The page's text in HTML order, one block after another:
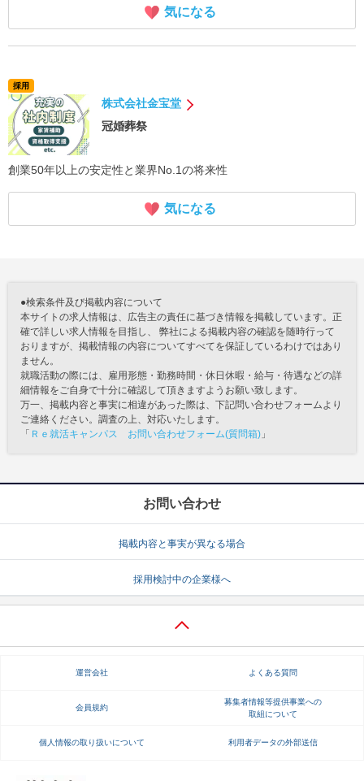
気になる
採用
株式会社金宝堂
冠婚葬祭
創業50年以上の安定性と業界No.1の将来性
気になる
●検索条件及び掲載内容について
本サイトの求人情報は、広告主の責任に基づき情報を掲載しています。正
確で詳しい求人情報を目指し、 弊社による掲載内容の確認を随時行って
おりますが、掲載情報の内容についてすべてを保証しているわけではあり
ません。
就職活動の際には、雇用形態・勤務時間・休日休暇・給与・待遇などの詳
細情報をご自身で十分に確認して頂きますようお願い致します。
万一、掲載内容と事実に相違があった際は、下記問い合わせフォームより
ご連絡ください。調査の上、対応いたします。
「 Ｒｅ就活キャンパス お問い合わせフォーム(質問箱) 」
お問い合わせ
掲載内容と事実が異なる場合
採用検討中の企業様へ
運営会社 よくある質問
会員規約
募集者情報等提供事業への
取組について
個人情報の取り扱いについて 利用者データの外部送信